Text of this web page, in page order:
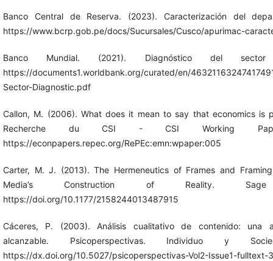
Banco Central de Reserva. (2023). Caracterización del
https://www.bcrp.gob.pe/docs/Sucursales/Cusco/apurimac-
Banco Mundial. (2021). Diagnóstico del
https://documents1.worldbank.org/curated/en/
Sector-Diagnostic.pdf
Callon, M. (2006). What does it mean to say that economics is
Recherche du CSI - CSI Working
https://econpapers.repec.org/RePEc:emn:wpaper:005
Carter, M. J. (2013). The Hermeneutics of Frames and
Media’s Construction of Reality.
https://doi.org/10.1177/2158244013487915
Cáceres, P. (2003). Análisis cualitativo de contenido: una
alcanzable. Psicoperspectivas. Individuo y
https://dx.doi.org/10.5027/psicoperspectivas-Vol2-Issue1-fulltext-3